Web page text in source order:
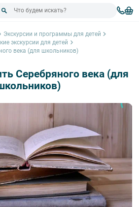
Экскурсии и программы для детей
экскурсии для детей
века (для школьников)
Серебряного века (для